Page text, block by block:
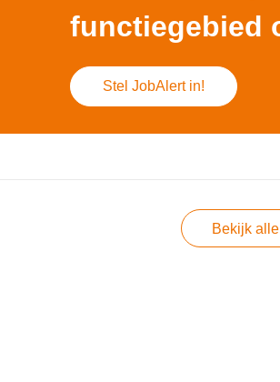
functiegebied
Stel JobAlert in!
Bekijk